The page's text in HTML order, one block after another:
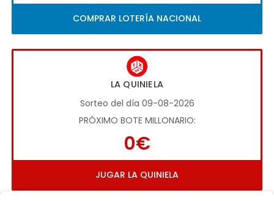
COMPRAR LOTERÍA NACIONAL
LA QUINIELA
Sorteo del día 09-08-2026
PRÓXIMO BOTE MILLONARIO:
0€
JUGAR LA QUINIELA